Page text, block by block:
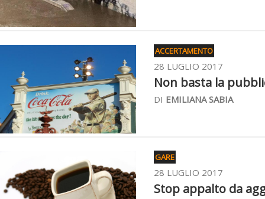
ACCERTAMENTO
28 LUGLIO 2017
Non basta la
DI EMILIANA SABIA
GARE
28 LUGLIO 2017
Stop appalto da